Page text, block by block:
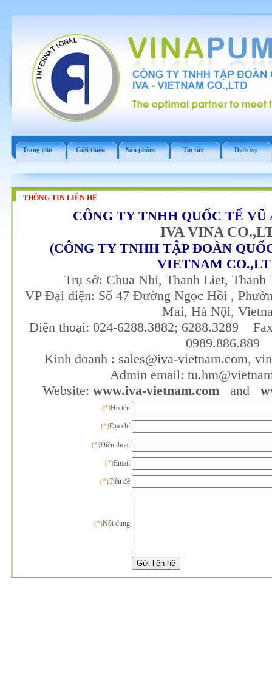
Trang chủ Giới thiệu Sản phẩm Tin tức Dịch vụ
THÔNG TIN LIÊN HỆ
CÔNG TY TNHH QUỐC TẾ
IVA VINA
(CÔNG TY TNHH TẬP ĐOÀN
VIETNAM
Trụ sở: Chua Nhi, Thanh Liet,
VP Đại diện: Số 47 Đường Ngọc Hồi ,
Mai, Hà Nội,
Điện thoại: 024-6288.3882; 6288.3289
0989.886.889
Kinh doanh : sales@iva-vietnam.com,
Admin email:
Website: www.iva-vietnam.com and
(*)Họ tên:
(*)Địa chỉ:
(*)Điện thoại:
(*)Email:
(*)Tiêu đề:
(*)Nội dung: